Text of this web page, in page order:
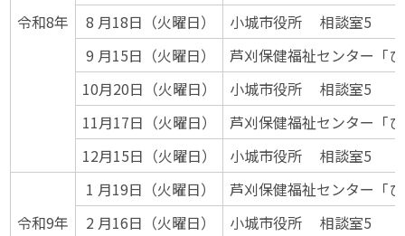
令和8年
8 月18日（火曜日）
小城市役所 相談室5
9 月15日（火曜日）
芦刈保健福祉センター「
10月20日（火曜日）
小城市役所 相談室5
11月17日（火曜日）
芦刈保健福祉センター「
12月15日（火曜日）
小城市役所 相談室5
令和9年
1 月19日（火曜日）
芦刈保健福祉センター「
2 月16日（火曜日）
小城市役所 相談室5